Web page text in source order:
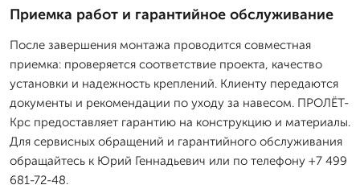
Приемка работ и гарантийное обслуживание
После завершения монтажа проводится совместная
приемка: проверяется соответствие проекта, качество
установки и надежность креплений. Клиенту передаются
документы и рекомендации по уходу за навесом. ПРОЛЁТ-
Крс предоставляет гарантию на конструкцию и материалы.
Для сервисных обращений и гарантийного обслуживания
обращайтесь к Юрий Геннадьевич или по телефону +7 499
681-72-48.